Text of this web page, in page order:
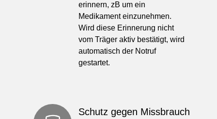
erinnern, zB um ein
Medikament einzunehmen.
Wird diese Erinnerung nicht
vom Träger aktiv bestätigt, wird
automatisch der Notruf
gestartet.
Schutz gegen Missbrauch